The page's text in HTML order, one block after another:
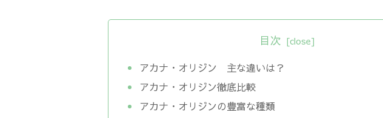
目次
アカナ・オリジン 主な違いは？
アカナ・オリジン徹底比較
アカナ・オリジンの豊富な種類